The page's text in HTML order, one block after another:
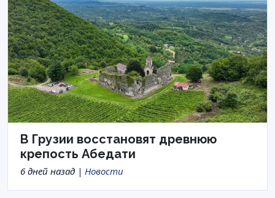
В Грузии восстановят древнюю
крепость Абедати
6 дней назад | Новости